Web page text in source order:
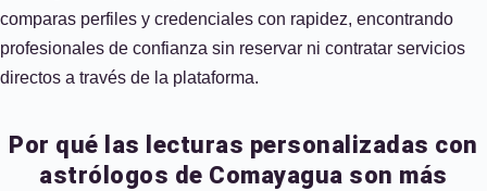
comparas perfiles y credenciales con rapidez, encontrando
profesionales de confianza sin reservar ni contratar servicios
directos a través de la plataforma.
Por qué las lecturas personalizadas con
astrólogos de Comayagua son más